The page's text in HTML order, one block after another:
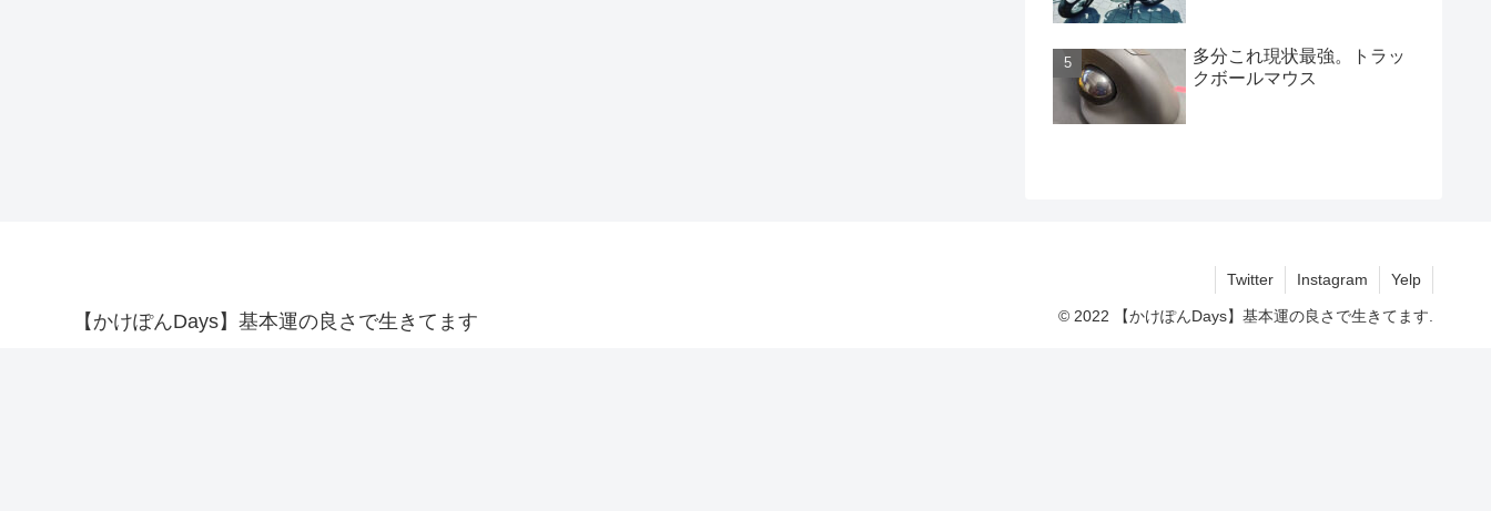
多分これ現状最強。トラッ
クボールマウス
【かけぽんDays】基本運の良さで生きてます
Twitter Instagram Yelp
© 2022 【かけぽんDays】基本運の良さで生きてます.